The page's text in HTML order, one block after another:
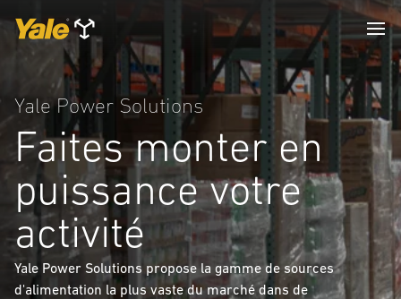
Yale Power Solutions
Faites monter en
puissance votre
activité
Yale Power Solutions propose la gamme de sources
d'alimentation la plus vaste du marché dans de